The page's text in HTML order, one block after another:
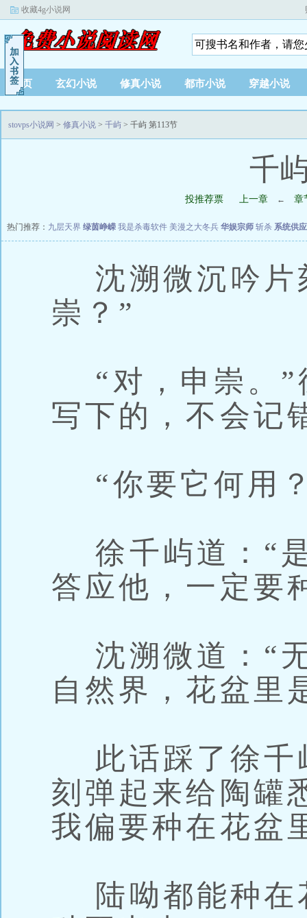
收藏4g小说网
首页 玄幻小说 修真小说 都市小说 穿越小说
stovps小说网 > 修真小说 > 千屿 > 千屿 第113节
千
投推荐票 上一章 ← 章
热门推荐： 九层天界 绿茵峥嵘 我是杀毒软件 美漫之大冬兵 华娱宗师 斩杀 系统供
沈溯微沉吟片
崇？”
“对，申崇。”
写下的，不会记
“你要它何用
徐千屿道：“
答应他，一定要
沈溯微道：“
自然界，花盆里
此话踩了徐千
刻弹起来给陶罐
我偏要种在花盆
陆呦都能种在